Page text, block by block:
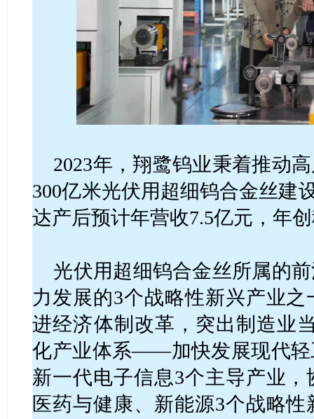
2023年，翔鹭钨业秉着推动
300亿米光伏用超细钨合金丝建
达产后预计年营收7.5亿元，年
光伏用超细钨合金丝所属的
力发展的3个战略性新兴产业
进经济体制改革，突出制造业
化产业体系——加快发展现代轻
新一代电子信息3个主导产业
医药与健康、新能源3个战略